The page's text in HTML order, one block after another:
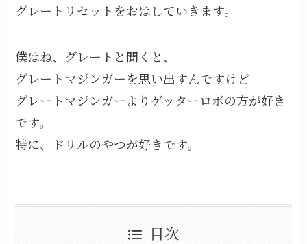
グレートリセットをおはしていきます。
僕はね、グレートと聞くと、
グレートマジンガーを思い出すんですけど
グレートマジンガーよりゲッターロボの方が好き
です。
特に、ドリルのやつが好きです。
目次